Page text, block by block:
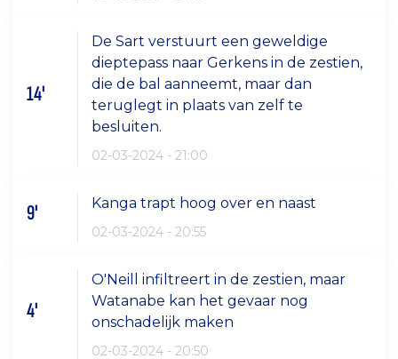
14'
De Sart verstuurt een geweldige
dieptepass naar Gerkens in de zestien,
die de bal aanneemt, maar dan
teruglegt in plaats van zelf te
besluiten.
02-03-2024 - 21:00
9' Kanga trapt hoog over en naast
02-03-2024 - 20:55
4'
O'Neill infiltreert in de zestien, maar
Watanabe kan het gevaar nog
onschadelijk maken
02-03-2024 - 20:50